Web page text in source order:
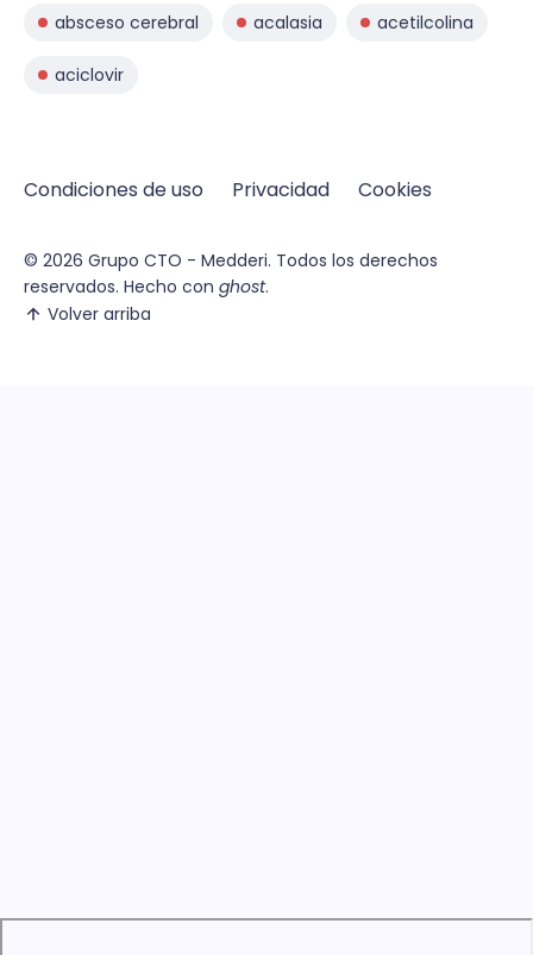
absceso cerebral acalasia acetilcolina
aciclovir
Condiciones de uso Privacidad Cookies
© 2026 Grupo CTO - Medderi. Todos los derechos
reservados. Hecho con ghost.
Volver arriba